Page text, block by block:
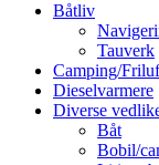
Båtliv
Tauverk
Camping/
Dieselvarmere
Diverse
Båt
Bobil/